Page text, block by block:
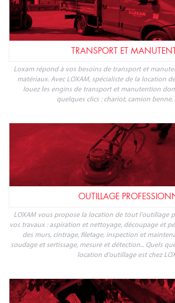
TRANSPORT ET
Loxam répond à vos besoins de transport et
matériaux. Avec LOXAM, spécialiste de la location
louez les engins de transport et manutention
quelques clics : chariot, camion benne,
OUTILLAGE
LOXAM vous propose la location de tout l'outillage
vos travaux : aspiration et nettoyage, découpage et
des murs, cintrage, filetage, inspection et
soudage et sertissage, mesure et détection... Quels
location d'outillage est chez